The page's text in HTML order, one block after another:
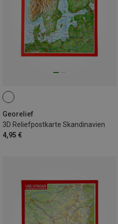
Georelief
3D Reliefpostkarte Skandinavien
4,95 €